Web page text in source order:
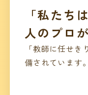
「私たち
人のプロ
「教師に任せ
備されています。